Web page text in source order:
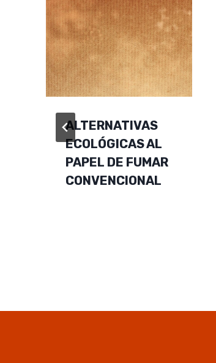
ALTERNATIVAS
ECOLÓGICAS AL
PAPEL DE FUMAR
CONVENCIONAL